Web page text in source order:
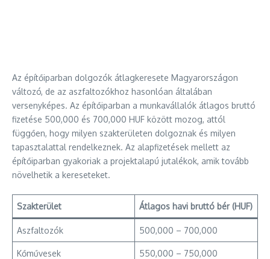
Az építőiparban dolgozók átlagkeresete Magyarországon
változó, de az aszfaltozókhoz hasonlóan általában
versenyképes. Az építőiparban a munkavállalók átlagos bruttó
fizetése 500,000 és 700,000 HUF között mozog, attól
függően, hogy milyen szakterületen dolgoznak és milyen
tapasztalattal rendelkeznek. Az alapfizetések mellett az
építőiparban gyakoriak a projektalapú jutalékok, amik tovább
növelhetik a kereseteket.
Szakterület Átlagos havi bruttó bér (HUF)
Aszfaltozók 500,000 – 700,000
Kőművesek 550,000 – 750,000